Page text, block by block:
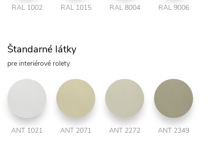
RAL 1002 RAL 1015 RAL 8004 RAL 9006
Štandarné látky
pre interiérové rolety
ANT 1021 ANT 2071 ANT 2272 ANT 2349